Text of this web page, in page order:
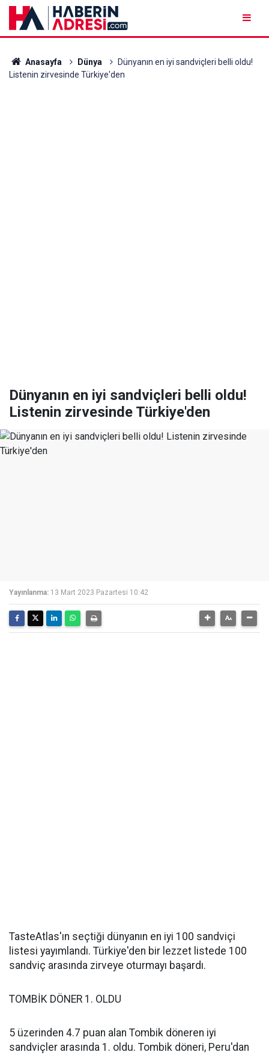
Anasayfa Dünya
Dünyanın en iyi sandviçleri belli oldu!
Listenin zirvesinde Türkiye'den
Dünyanın en iyi sandviçleri belli oldu!
Listenin zirvesinde Türkiye'den
Yayınlanma: 13 Mart 2023 Pazartesi 10:42
TasteAtlas'ın seçtiği dünyanın en iyi 100 sandviçi
listesi yayımlandı. Türkiye'den bir lezzet listede 100
sandviç arasında zirveye oturmayı başardı.
TOMBİK DÖNER 1. OLDU
5 üzerinden 4.7 puan alan Tombik döneren iyi
sandviçler arasında 1. oldu. Tombik döneri, Peru'dan